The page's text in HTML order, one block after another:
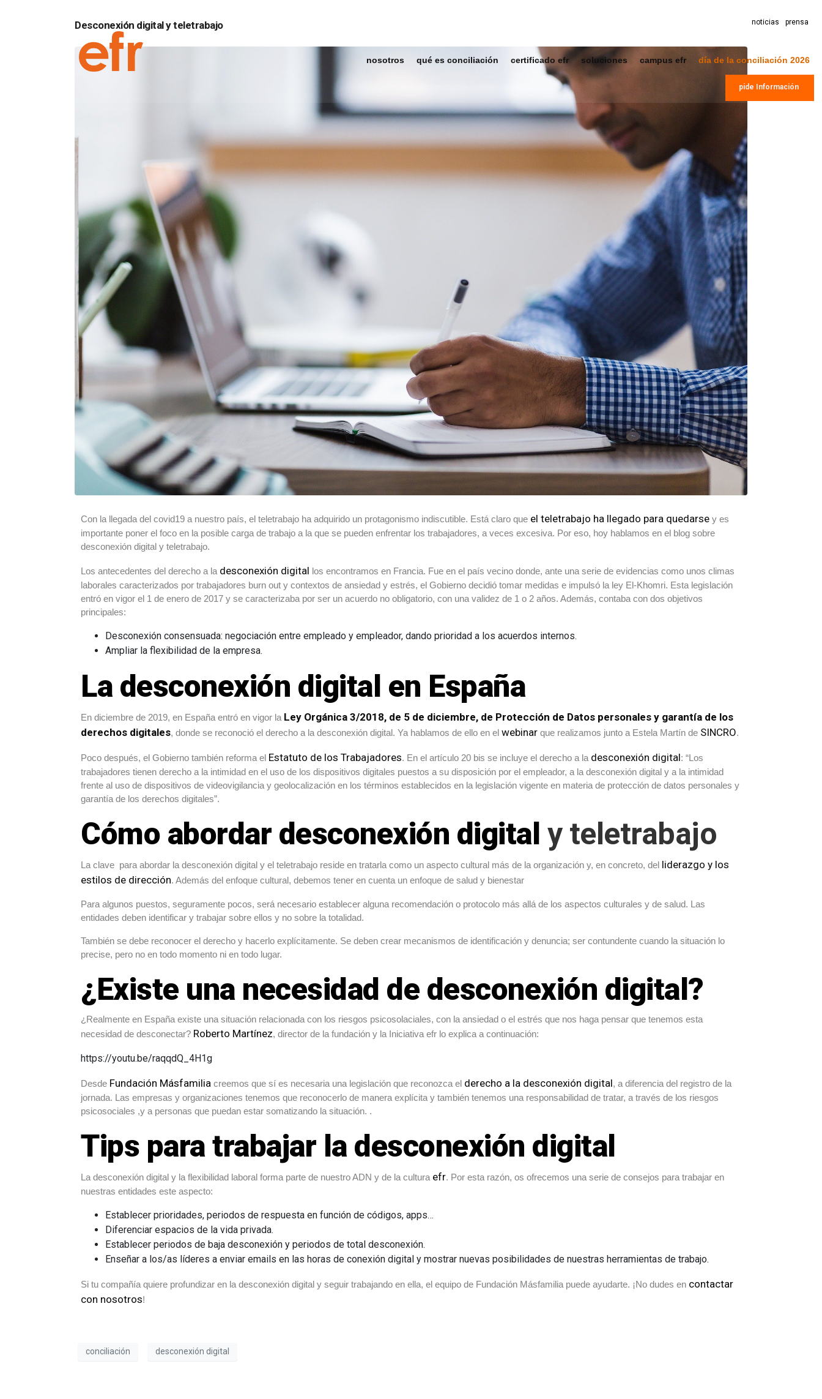
noticias prensa
nosotros qué es conciliación certificado efr soluciones campus efr día de la conciliación 2026
pide Información
Desconexión digital y teletrabajo
Con la llegada del covid19 a nuestro país, el teletrabajo ha adquirido un protagonismo indiscutible. Está claro que el teletrabajo ha llegado para quedarse y es
importante poner el foco en la posible carga de trabajo a la que se pueden enfrentar los trabajadores, a veces excesiva. Por eso, hoy hablamos en el blog sobre
desconexión digital y teletrabajo.
Los antecedentes del derecho a la desconexión digital los encontramos en Francia. Fue en el país vecino donde, ante una serie de evidencias como unos climas
laborales caracterizados por trabajadores burn out y contextos de ansiedad y estrés, el Gobierno decidió tomar medidas e impulsó la ley El-Khomri. Esta legislación
entró en vigor el 1 de enero de 2017 y se caracterizaba por ser un acuerdo no obligatorio, con una validez de 1 o 2 años. Además, contaba con dos objetivos
principales:
Desconexión consensuada: negociación entre empleado y empleador, dando prioridad a los acuerdos internos.
Ampliar la flexibilidad de la empresa.
La desconexión digital en España
En diciembre de 2019, en España entró en vigor la Ley Orgánica 3/2018, de 5 de diciembre, de Protección de Datos personales y garantía de los
derechos digitales, donde se reconoció el derecho a la desconexión digital. Ya hablamos de ello en el webinar que realizamos junto a Estela Martín de SINCRO.
Poco después, el Gobierno también reforma el Estatuto de los Trabajadores. En el artículo 20 bis se incluye el derecho a la desconexión digital: “Los
trabajadores tienen derecho a la intimidad en el uso de los dispositivos digitales puestos a su disposición por el empleador, a la desconexión digital y a la intimidad
frente al uso de dispositivos de videovigilancia y geolocalización en los términos establecidos en la legislación vigente en materia de protección de datos personales y
garantía de los derechos digitales”.
Cómo abordar desconexión digital y teletrabajo
La clave para abordar la desconexión digital y el teletrabajo reside en tratarla como un aspecto cultural más de la organización y, en concreto, del liderazgo y los
estilos de dirección. Además del enfoque cultural, debemos tener en cuenta un enfoque de salud y bienestar
Para algunos puestos, seguramente pocos, será necesario establecer alguna recomendación o protocolo más allá de los aspectos culturales y de salud. Las
entidades deben identificar y trabajar sobre ellos y no sobre la totalidad.
También se debe reconocer el derecho y hacerlo explícitamente. Se deben crear mecanismos de identificación y denuncia; ser contundente cuando la situación lo
precise, pero no en todo momento ni en todo lugar.
¿Existe una necesidad de desconexión digital?
¿Realmente en España existe una situación relacionada con los riesgos psicosolaciales, con la ansiedad o el estrés que nos haga pensar que tenemos esta
necesidad de desconectar? Roberto Martínez, director de la fundación y la Iniciativa efr lo explica a continuación:
https://youtu.be/raqqdQ_4H1g
Desde Fundación Másfamilia creemos que sí es necesaria una legislación que reconozca el derecho a la desconexión digital, a diferencia del registro de la
jornada. Las empresas y organizaciones tenemos que reconocerlo de manera explícita y también tenemos una responsabilidad de tratar, a través de los riesgos
psicosociales ,y a personas que puedan estar somatizando la situación. .
Tips para trabajar la desconexión digital
La desconexión digital y la flexibilidad laboral forma parte de nuestro ADN y de la cultura efr. Por esta razón, os ofrecemos una serie de consejos para trabajar en
nuestras entidades este aspecto:
Establecer prioridades, periodos de respuesta en función de códigos, apps…
Diferenciar espacios de la vida privada.
Establecer periodos de baja desconexión y periodos de total desconexión.
Enseñar a los/as líderes a enviar emails en las horas de conexión digital y mostrar nuevas posibilidades de nuestras herramientas de trabajo.
Si tu compañía quiere profundizar en la desconexión digital y seguir trabajando en ella, el equipo de Fundación Másfamilia puede ayudarte. ¡No dudes en contactar
con nosotros!
conciliación desconexión digital